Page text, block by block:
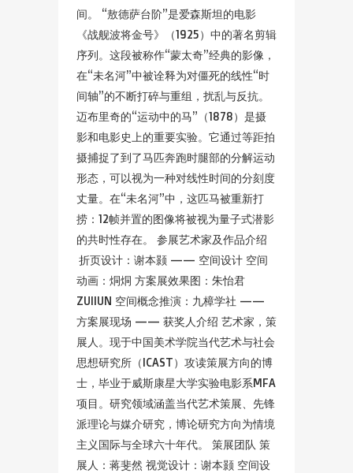
间。 “敖德萨台阶”是爱森斯坦的电影
《战舰波将金号》（1925）中的著名剪辑
序列。这段被称作“蒙太奇”经典的影像，
在“未名河”中被诠释为对僵死的线性“时
间轴”的不断打碎与重组，扰乱与反抗。
迈布里奇的“运动中的马”（1878）是摄
影和电影史上的重要实验。它通过等距拍
摄捕捉了到了马匹奔跑时腿部的分解运动
形态，可以视为一种对线性时间的分刻度
丈量。在“未名河”中，这匹马被重新打
捞：12帧并置的图像将被视为量子式潜影
的共时性存在。 参展艺术家及作品介绍
折页设计：谢本颢 —— 空间设计 空间
动画：烔烔 方案展效果图：朱怡君
ZUIIUN 空间概念推演：九樟学社 ——
方案展现场 —— 获奖人介绍 艺术家，策
展人。现于中国美术学院当代艺术与社会
思想研究所（ICAST）攻读策展方向的博
士，毕业于威斯康星大学实验电影系MFA
项目。研究领域涵盖当代艺术策展、先锋
派理论与媒介研究，博论研究方向为情境
主义国际与全球六十年代。 策展团队 策
展人：蒋斐然 视觉设计：谢本颢 空间设